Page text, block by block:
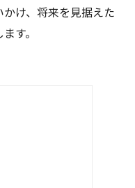
け、将来を見据えた
す。